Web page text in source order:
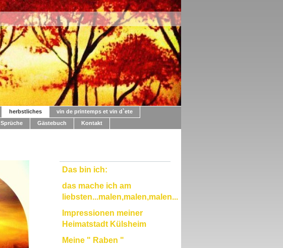
herbstliches
vin de printemps et vin d`ete
Sprüche Gästebuch Kontakt
Das bin ich:
das mache ich am
liebsten...malen,malen,malen...
Impressionen meiner
Heimatstadt Külsheim
Meine " Raben "